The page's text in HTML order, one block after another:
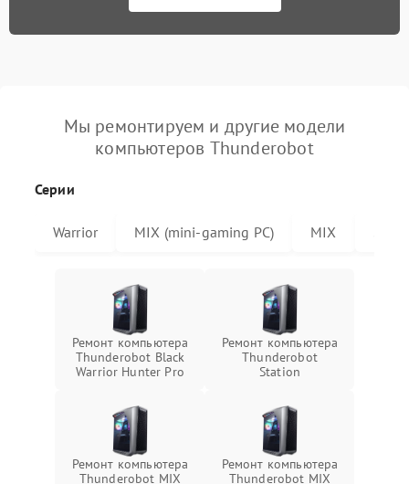
Мы ремонтируем и другие модели
компьютеров Thunderobot
Серии
Warrior MIX (mini-gaming PC) MIX
Ремонт компьютера
Thunderobot Black
Warrior Hunter Pro
Ремонт компьютера
Thunderobot
Station
Ремонт компьютера
Thunderobot MIX
Ремонт компьютера
Thunderobot MIX